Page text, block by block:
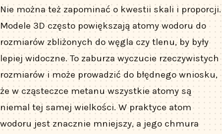
Nie można też zapominać o kwestii skali i proporcji.
Modele 3D często powiększają atomy wodoru do
rozmiarów zbliżonych do węgla czy tlenu, by były
lepiej widoczne. To zaburza wyczucie rzeczywistych
rozmiarów i może prowadzić do błędnego wniosku,
że w cząsteczce metanu wszystkie atomy są
niemal tej samej wielkości. W praktyce atom
wodoru jest znacznie mniejszy, a jego chmura